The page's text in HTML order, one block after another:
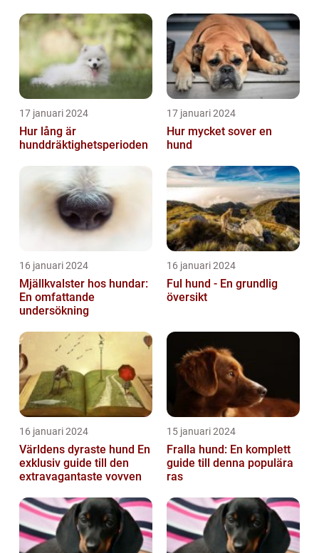
scabiei
17 januari 2024
Hur lång är
hunddräktighetsperioden
17 januari 2024
Hur mycket sover en
hund
16 januari 2024
Mjällkvalster hos hundar:
En omfattande
undersökning
16 januari 2024
Ful hund - En grundlig
översikt
16 januari 2024
Världens dyraste hund En
exklusiv guide till den
extravagantaste vovven
15 januari 2024
Fralla hund: En komplett
guide till denna populära
ras